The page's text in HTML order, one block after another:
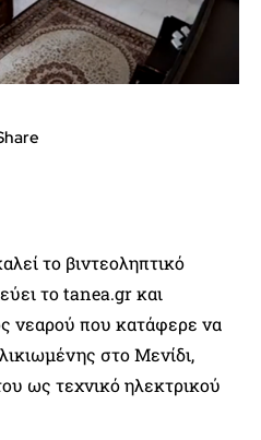
το βιντεοληπτικό
το tanea.gr και
νεαρού που κατάφερε να
στο Μενίδι,
ως τεχνικό ηλεκτρικού